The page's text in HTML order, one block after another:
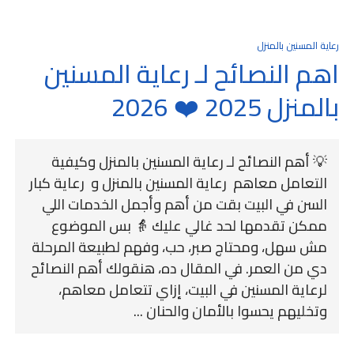
رعاية المسنين بالمنزل
اهم النصائح لـ رعاية المسنين
بالمنزل 2025 ❤️ 2026
💡 أهم النصائح لـ رعاية المسنين بالمنزل وكيفية
التعامل معاهم رعاية المسنين بالمنزل و رعاية كبار
السن في البيت بقت من أهم وأجمل الخدمات اللي
ممكن تقدمها لحد غالي عليك 👵 بس الموضوع
مش سهل، ومحتاج صبر، حب، وفهم لطبيعة المرحلة
دي من العمر. في المقال ده، هنقولك أهم النصائح
لرعاية المسنين في البيت، إزاي تتعامل معاهم،
وتخليهم يحسوا بالأمان والحنان ...